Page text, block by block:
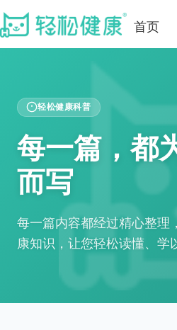
首页
轻松健康科普
每一篇，都
而写
每一篇内容都经过精心整理
康知识，让您轻松读懂、学